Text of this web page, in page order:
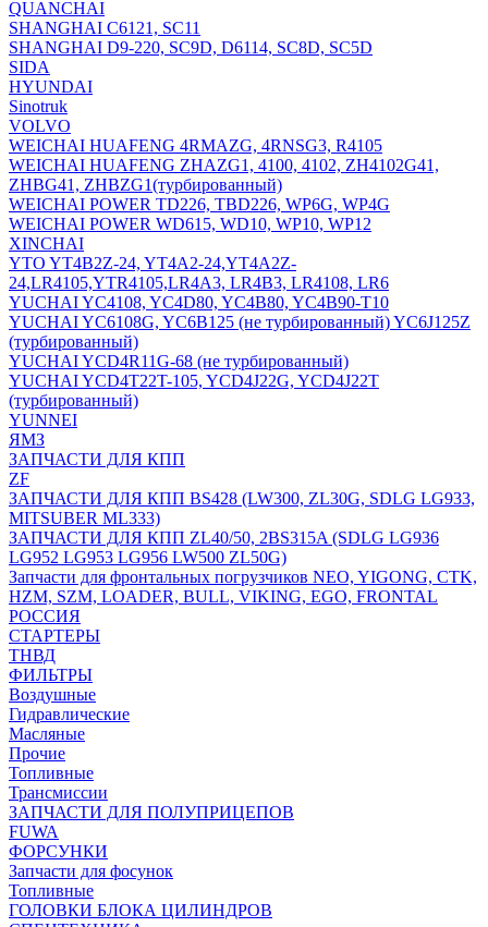
QUANCHAI
SHANGHAI C6121, SC11
SHANGHAI D9-220, SC9D, D6114, SC8D, SC5D
SIDA
HYUNDAI
Sinotruk
VOLVO
WEICHAI HUAFENG 4RMAZG, 4RNSG3, R4105
WEICHAI HUAFENG ZHAZG1, 4100, 4102, ZH4102G41,
ZHBG41, ZHBZG1(турбированный)
WEICHAI POWER TD226, TBD226, WP6G, WP4G
WEICHAI POWER WD615, WD10, WP10, WP12
XINCHAI
YTO YT4B2Z-24, YT4A2-24,YT4A2Z-
24,LR4105,YTR4105,LR4A3, LR4B3, LR4108, LR6
YUCHAI YC4108, YC4D80, YC4B80, YC4B90-T10
YUCHAI YC6108G, YC6B125 (не турбированный) YC6J125Z
(турбированный)
YUCHAI YCD4R11G-68 (не турбированный)
YUCHAI YCD4T22T-105, YCD4J22G, YCD4J22T
(турбированный)
YUNNEI
ЯМЗ
ЗАПЧАСТИ ДЛЯ КПП
ZF
ЗАПЧАСТИ ДЛЯ КПП BS428 (LW300, ZL30G, SDLG LG933,
MITSUBER ML333)
ЗАПЧАСТИ ДЛЯ КПП ZL40/50, 2BS315A (SDLG LG936
LG952 LG953 LG956 LW500 ZL50G)
Запчасти для фронтальных погрузчиков NEO, YIGONG, CTK,
HZM, SZM, LOADER, BULL, VIKING, EGO, FRONTAL
РОССИЯ
СТАРТЕРЫ
ТНВД
ФИЛЬТРЫ
Воздушные
Гидравлические
Масляные
Прочие
Топливные
Трансмиссии
ЗАПЧАСТИ ДЛЯ ПОЛУПРИЦЕПОВ
FUWA
ФОРСУНКИ
Запчасти для фосунок
Топливные
ГОЛОВКИ БЛОКА ЦИЛИНДРОВ